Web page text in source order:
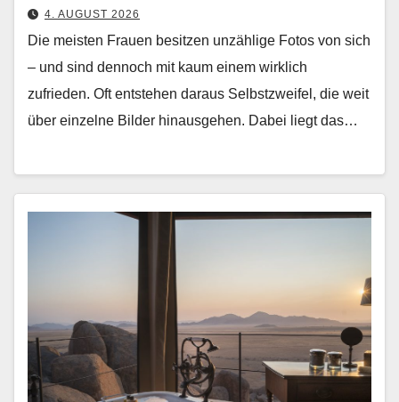
4. AUGUST 2026
Die meis­ten Frauen besitzen unzäh­lige Fotos von sich
– und sind den­noch mit kaum einem wirk­lich
zufrieden. Oft entste­hen daraus Selb­stzweifel, die weit
über einzelne Bilder hin­aus­ge­hen. Dabei liegt das…